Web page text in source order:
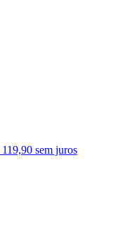
sem juros